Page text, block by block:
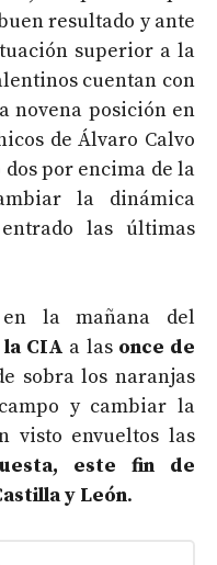
resultado y ante
superior a la
cuentan con
novena posición en
de Álvaro Calvo
por encima de la
la dinámica
las últimas
la mañana del
CIA a las once de
sobra los naranjas
y cambiar la
visto envueltos las
este fin de
y León.